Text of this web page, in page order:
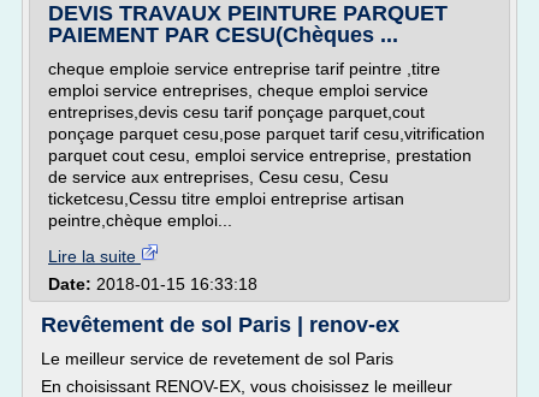
DEVIS TRAVAUX PEINTURE PARQUET
PAIEMENT PAR CESU(Chèques ...
cheque emploie service entreprise tarif peintre ,titre
emploi service entreprises, cheque emploi service
entreprises,devis cesu tarif ponçage parquet,cout
ponçage parquet cesu,pose parquet tarif cesu,vitrification
parquet cout cesu, emploi service entreprise, prestation
de service aux entreprises, Cesu cesu, Cesu
ticketcesu,Cessu titre emploi entreprise artisan
peintre,chèque emploi...
Lire la suite
Date: 2018-01-15 16:33:18
Revêtement de sol Paris | renov-ex
Le meilleur service de revetement de sol Paris
En choisissant RENOV-EX, vous choisissez le meilleur